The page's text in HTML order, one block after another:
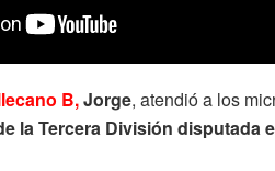
B,Jorge, atendió a los
la Tercera División disputada